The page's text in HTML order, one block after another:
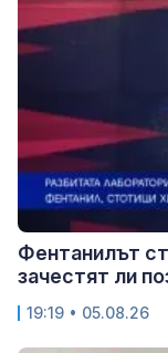
Фентанилът
зачестят ли
19:19 • 05.08.26